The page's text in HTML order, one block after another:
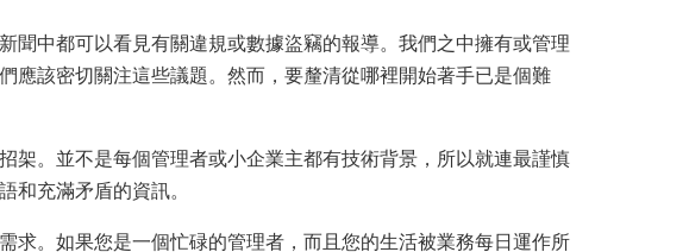
聞中都可以看見有關違規或數據盜竊的報導。我們之中擁有或管理
應該密切關注這些議題。然而，要釐清從哪裡開始著手已是個難
架。並不是每個管理者或小企業主都有技術背景，所以就連最謹慎
和充滿矛盾的資訊。
求。如果您是一個忙碌的管理者，而且您的生活被業務每日運作所